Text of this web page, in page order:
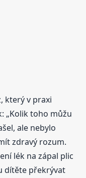
který v praxi
„Kolik toho můžu
ale nebylo
zdravý rozum.
lék na zápal plic
dítěte překrývat